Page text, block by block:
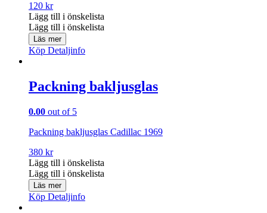
120 kr
Lägg till i önskelista
Lägg till i önskelista
Läs mer
Köp Detaljinfo
Packning bakljusglas
0.00 out of 5
Packning bakljusglas Cadillac 1969
380 kr
Lägg till i önskelista
Lägg till i önskelista
Läs mer
Köp Detaljinfo